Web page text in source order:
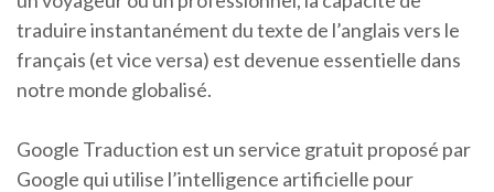
traduire instantanément du texte de l’anglais vers le
français (et vice versa) est devenue essentielle dans
notre monde globalisé.
Google Traduction est un service gratuit proposé par
Google qui utilise l’intelligence artificielle pour